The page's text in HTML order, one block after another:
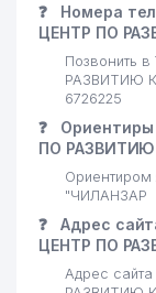
❓
Номера
ЦЕНТР ПО
Позвонить
РАЗВИТИЮ
6726225
❓
ПО
Ориентиром
"ЧИЛАНЗАР
❓
Адрес
ЦЕНТР ПО
Адрес